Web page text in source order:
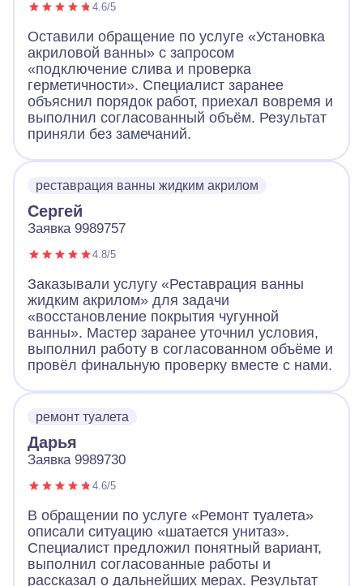
4.6/5
Оставили обращение по услуге «Установка
акриловой ванны» с запросом
«подключение слива и проверка
герметичности». Специалист заранее
объяснил порядок работ, приехал вовремя и
выполнил согласованный объём. Результат
приняли без замечаний.
реставрация ванны жидким акрилом
Сергей
Заявка 9989757
4.8/5
Заказывали услугу «Реставрация ванны
жидким акрилом» для задачи
«восстановление покрытия чугунной
ванны». Мастер заранее уточнил условия,
выполнил работу в согласованном объёме и
провёл финальную проверку вместе с нами.
ремонт туалета
Дарья
Заявка 9989730
4.6/5
В обращении по услуге «Ремонт туалета»
описали ситуацию «шатается унитаз».
Специалист предложил понятный вариант,
выполнил согласованные работы и
рассказал о дальнейших мерах. Результат